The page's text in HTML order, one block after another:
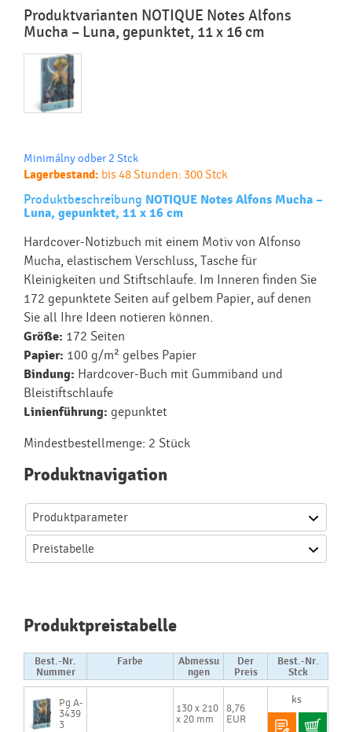
Produktvarianten NOTIQUE Notes Alfons
Mucha – Luna, gepunktet, 11 x 16 cm
Minimálny odber 2 Stck
Lagerbestand: bis 48 Stunden: 300 Stck
Produktbeschreibung NOTIQUE Notes Alfons Mucha –
Luna, gepunktet, 11 x 16 cm
Hardcover-Notizbuch mit einem Motiv von Alfonso
Mucha, elastischem Verschluss, Tasche für
Kleinigkeiten und Stiftschlaufe. Im Inneren finden Sie
172 gepunktete Seiten auf gelbem Papier, auf denen
Sie all Ihre Ideen notieren können.
Größe: 172 Seiten
Papier: 100 g/m² gelbes Papier
Bindung: Hardcover-Buch mit Gummiband und
Bleistiftschlaufe
Linienführung: gepunktet
Mindestbestellmenge: 2 Stück
Produktnavigation
Produktparameter
Preistabelle
Produktpreistabelle
Best.-Nr.
Nummer
Farbe
Abmessu
ngen
Der
Preis
Best.-Nr.
Stck
Pg A-
3439
3
130 x 210
x 20 mm
8,76
EUR